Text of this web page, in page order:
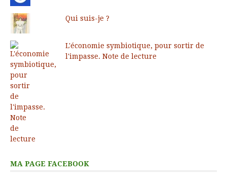
Qui suis-je ?
L'économie symbiotique, pour sortir de
l'impasse. Note de lecture
MA PAGE FACEBOOK